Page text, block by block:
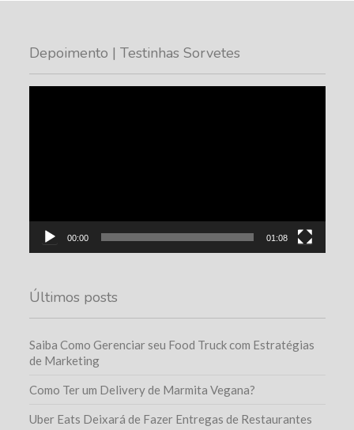
Depoimento | Testinhas Sorvetes
00:00 01:08
Últimos posts
Saiba Como Gerenciar seu Food Truck com Estratégias
de Marketing
Como Ter um Delivery de Marmita Vegana?
Uber Eats Deixará de Fazer Entregas de Restaurantes